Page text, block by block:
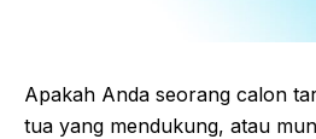
Apakah Anda seorang calon
tua yang mendukung, atau